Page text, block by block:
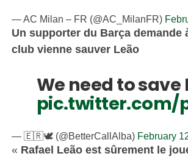
— AC Milan – FR (@AC_MilanFR)
Un supporter du Barça demande
club vienne sauver Leão
We need to save
pic.twitter.com/
— 🇪🇷🕊️ (@BetterCallAlba) February
« Rafael Leão est sûrement le